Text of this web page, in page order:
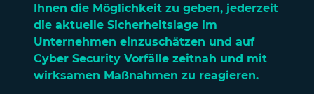
Ihnen die Möglichkeit zu geben, jederzeit
die aktuelle Sicherheitslage im
Unternehmen einzuschätzen und auf
Cyber Security Vorfälle zeitnah und mit
wirksamen Maßnahmen zu reagieren.